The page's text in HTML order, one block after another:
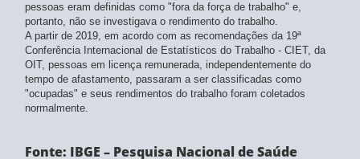
pessoas eram definidas como "fora da força de trabalho" e,
portanto, não se investigava o rendimento do trabalho.
A partir de 2019, em acordo com as recomendações da 19ª
Conferência Internacional de Estatísticos do Trabalho - CIET, da
OIT, pessoas em licença remunerada, independentemente do
tempo de afastamento, passaram a ser classificadas como
"ocupadas" e seus rendimentos do trabalho foram coletados
normalmente.
Fonte: IBGE – Pesquisa Nacional de Saúde